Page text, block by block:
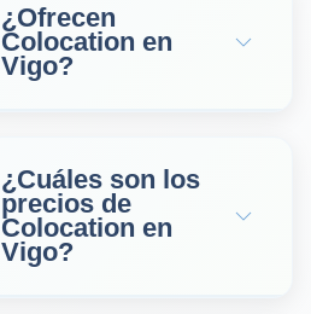
¿Ofrecen
Colocation en
Vigo?
¿Cuáles son los
precios de
Colocation en
Vigo?